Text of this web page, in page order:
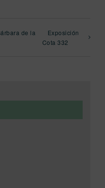
de la
Exposición
Cota 332